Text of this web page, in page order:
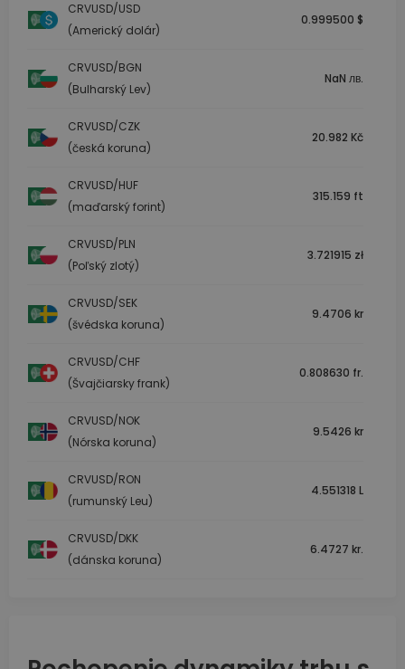
CRVUSD/USD
(Americký dolár)
0.999500 $
CRVUSD/BGN
(Bulharský Lev)
NaN лв.
CRVUSD/CZK
(česká koruna)
20.982 Kč
CRVUSD/HUF
(maďarský forint)
315.159 ft
CRVUSD/PLN
(Poľský zlotý)
3.721915 zł
CRVUSD/SEK
(švédska koruna)
9.4706 kr
CRVUSD/CHF
(Švajčiarsky frank)
0.808630 fr.
CRVUSD/NOK
(Nórska koruna)
9.5426 kr
CRVUSD/RON
(rumunský Leu)
4.551318 L
CRVUSD/DKK
(dánska koruna)
6.4727 kr.